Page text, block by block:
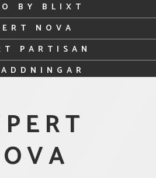
BY BLIXT
NOVA
PARTISAN